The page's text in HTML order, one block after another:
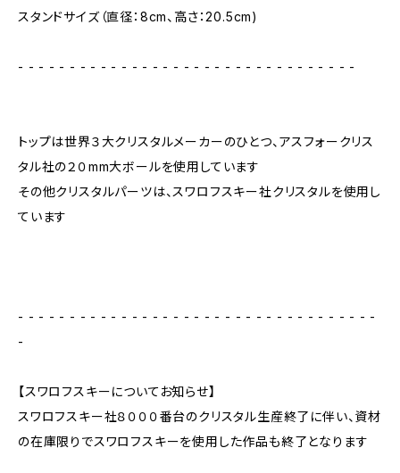
スタンドサイズ（直径：8cm、高さ：20.5cm)
- - - - - - - - - - - - - - - - - - - - - - - - - - - - - - - - -
トップは世界３大クリスタルメーカーのひとつ、アスフォークリス
タル社の２０mm大ボールを使用しています
その他クリスタルパーツは、スワロフスキー社クリスタルを使用し
ています
- - - - - - - - - - - - - - - - - - - - - - - - - - - - - - - - - - -
-
【スワロフスキーについてお知らせ】
スワロフスキー社８０００番台のクリスタル生産終了に伴い、資材
の在庫限りでスワロフスキーを使用した作品も終了となります